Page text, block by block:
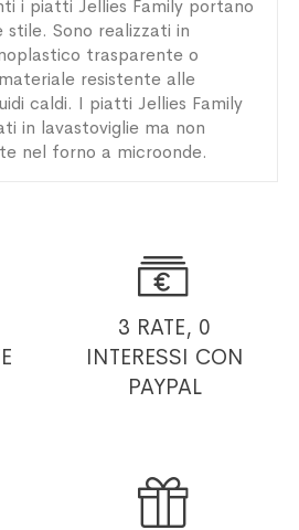
i piatti Jellies Family portano
Sono realizzati in
trasparente o
resistente alle
caldi. I piatti Jellies Family
in lavastoviglie ma non
nel forno a microonde.

3 RATE, 0
INTERESSI CON
PAYPAL
